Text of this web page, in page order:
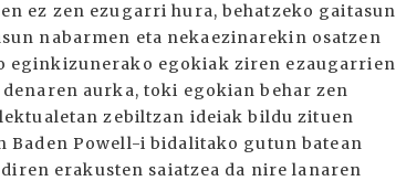
ez zen ezugarri hura, behatzeko gaitasun
nabarmen eta nekaezinarekin osatzen
eginkizunerako egokiak ziren ezaugarrien
aurka, toki egokian behar zen
zebiltzan ideiak bildu zituen
Powell-i bidalitako gutun batean
erakusten saiatzea da nire lanaren